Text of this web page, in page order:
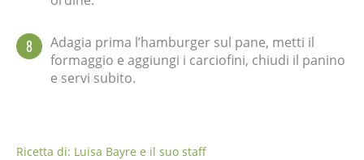
8
Adagia prima l’hamburger sul pane, metti il
formaggio e aggiungi i carciofini, chiudi il panino
e servi subito.
Ricetta di: Luisa Bayre e il suo staff